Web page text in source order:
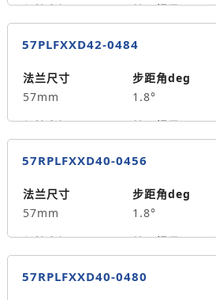
0.58
保持力矩N.m
2.0
转子惯量g.cm²
500
8
单出轴
重量kg
1.11
57PLFXXD42-0484
法兰尺寸
57mm
步距角deg
1.8°
保持力矩N.m
2.2
转子惯量g.cm²
530
8
单出轴
重量kg
1.3
57RPLFXXD40-0456
法兰尺寸
57mm
步距角deg
1.8°
保持力矩N.m
1.5
转子惯量g.cm²
300
57RPLFXXD40-0480